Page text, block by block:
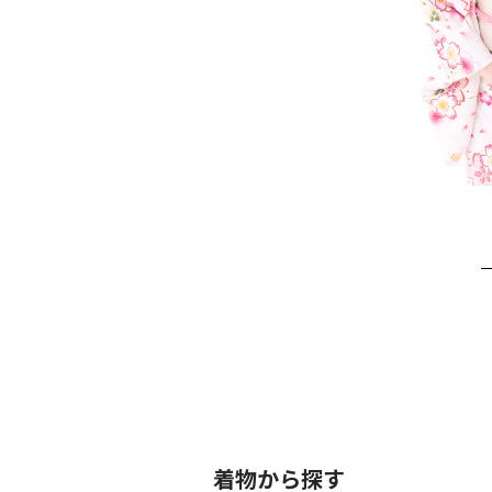
着物から探す